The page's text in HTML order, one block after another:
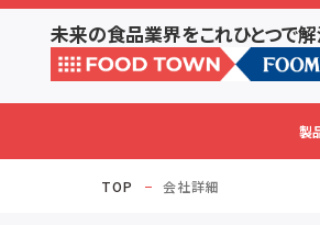
未来の食品業界をこれひとつで
製
TOP 会社詳細